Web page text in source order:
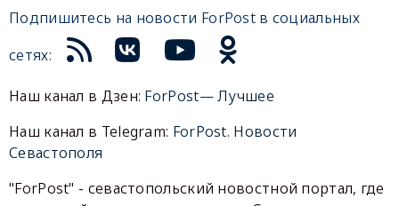
Подпишитесь на новости ForPost в социальных
сетях:
Наш канал в Дзен: ForPost— Лучшее
Наш канал в Telegram: ForPost. Новости
Севастополя
"ForPost" - севастопольский новостной портал, где